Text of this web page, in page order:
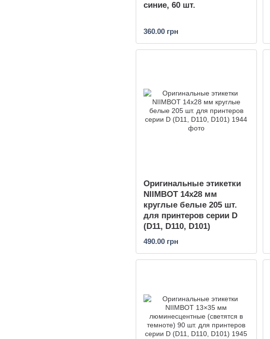
синие, 60 шт.
360.00 грн
Оригинальные этикетки
NIIMBOT 14х28 мм
круглые белые 205 шт.
для принтеров серии D
(D11, D110, D101)
490.00 грн